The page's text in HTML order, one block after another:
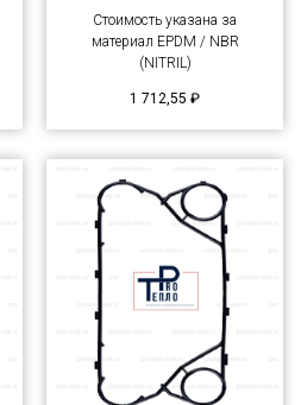
Стоимость указана за
материал EPDM / NBR
(NITRIL)
1 712,55 ₽